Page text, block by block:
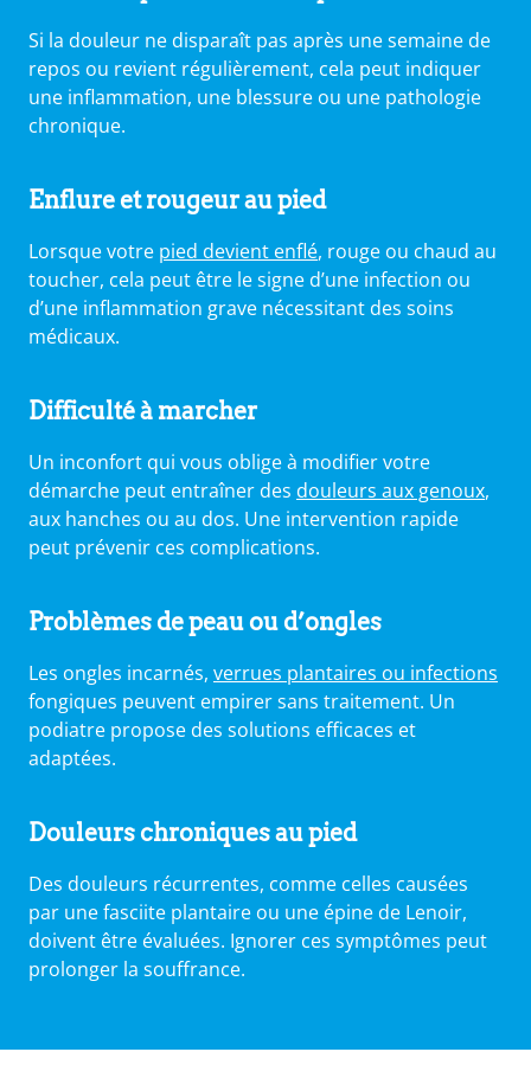
Si la douleur ne disparaît pas après une semaine de
repos ou revient régulièrement, cela peut indiquer
une inflammation, une blessure ou une pathologie
chronique.
Enflure et rougeurau pied
Lorsque votre pied devient enflé, rouge ou chaud au
toucher, cela peut être le signe d’une infection ou
d’une inflammation grave nécessitant des soins
médicaux.
Difficulté à marcher
Un inconfort qui vous oblige à modifier votre
démarche peut entraîner des douleurs aux genoux,
aux hanches ou au dos. Une intervention rapide
peut prévenir ces complications.
Problèmes de peau ou d’ongles
Les ongles incarnés, verrues plantaires ou infections
fongiques peuvent empirer sans traitement. Un
podiatre propose des solutions efficaces et
adaptées.
Douleurs chroniquesau pied
Des douleurs récurrentes, comme celles causées
par une fasciite plantaire ou une épine de Lenoir,
doivent être évaluées. Ignorer ces symptômes peut
prolonger la souffrance.